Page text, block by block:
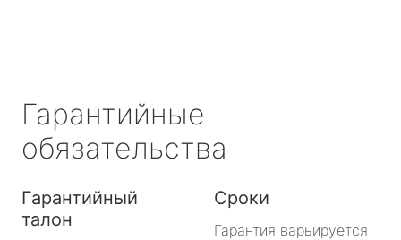
Гарантийные
обязательства
Гарантийный
талон
Сроки
Гарантия варьируется